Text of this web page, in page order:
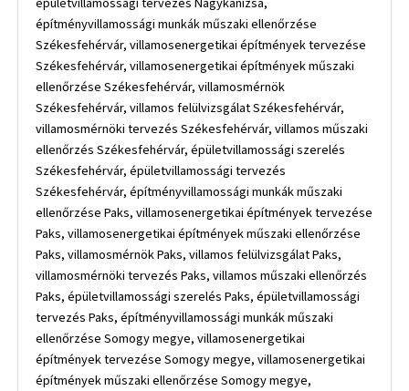
építményvillamossági munkák műszaki ellenőrzése
Székesfehérvár, villamosenergetikai építmények tervezése
Székesfehérvár, villamosenergetikai építmények műszaki
ellenőrzése Székesfehérvár, villamosmérnök
Székesfehérvár, villamos felülvizsgálat Székesfehérvár,
villamosmérnöki tervezés Székesfehérvár, villamos műszaki
ellenőrzés Székesfehérvár, épületvillamossági szerelés
Székesfehérvár, épületvillamossági tervezés
Székesfehérvár, építményvillamossági munkák műszaki
ellenőrzése Paks, villamosenergetikai építmények tervezése
Paks, villamosenergetikai építmények műszaki ellenőrzése
Paks, villamosmérnök Paks, villamos felülvizsgálat Paks,
villamosmérnöki tervezés Paks, villamos műszaki ellenőrzés
Paks, épületvillamossági szerelés Paks, épületvillamossági
tervezés Paks, építményvillamossági munkák műszaki
ellenőrzése Somogy megye, villamosenergetikai
építmények tervezése Somogy megye, villamosenergetikai
építmények műszaki ellenőrzése Somogy megye,